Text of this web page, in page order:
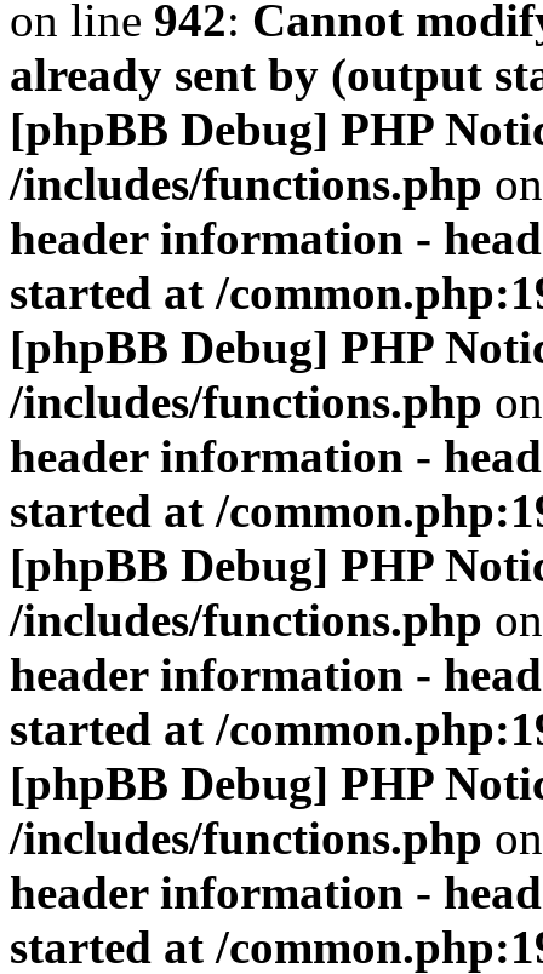
on line 942: Cannot
already sent by (output
[phpBB Debug] PHP
/includes/functions.php
header information -
started at /
[phpBB Debug] PHP
/includes/functions.php
header information -
started at /
[phpBB Debug] PHP
/includes/functions.php
header information -
started at /
[phpBB Debug] PHP
/includes/functions.php
header information -
started at /